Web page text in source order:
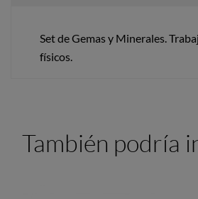
Set de Gemas y Minerales.
físicos.
También podría